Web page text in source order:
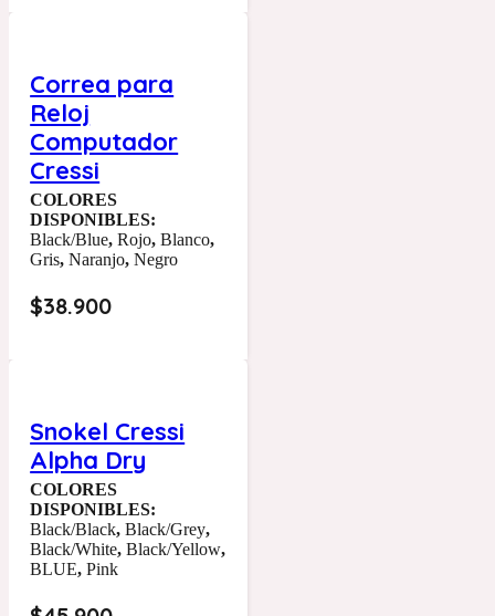
Correa para
Reloj
Computador
Cressi
COLORES
DISPONIBLES:
Black/Blue,Rojo,Blanco,
Gris,Naranjo,Negro
$38.900
Snokel Cressi
Alpha Dry
COLORES
DISPONIBLES:
Black/Black,Black/Grey,
Black/White,Black/Yellow,
BLUE,Pink